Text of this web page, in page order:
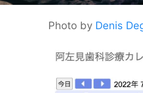
Photo by Denis